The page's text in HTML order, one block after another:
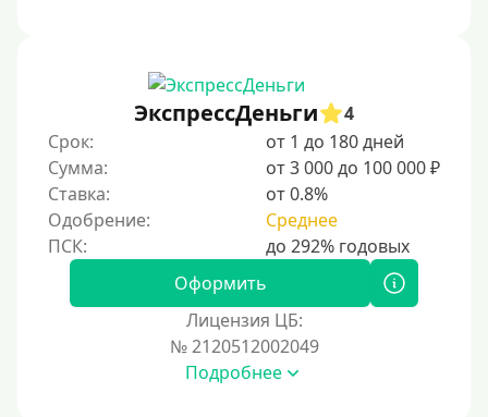
ЭкспрессДеньги
4
Срок:
от 1 до 180 дней
Сумма:
от 3 000 до 100 000 ₽
Ставка:
от 0.8%
Одобрение:
Среднее
Оформить
Лицензия ЦБ:
№ 2120512002049
Подробнее